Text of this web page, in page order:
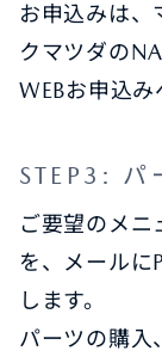
お申込みは、
クマツダの
WEBお申込み
STEP3: パ
ご要望のメニ
を、メールに
します。
パーツの購入